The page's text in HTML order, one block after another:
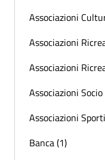
Associazioni
Associazioni
Associazioni
Associazioni
Associazioni
Banca (1)